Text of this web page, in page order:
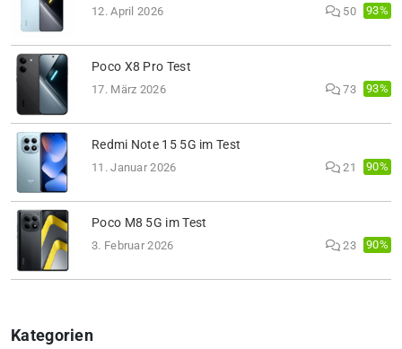
12. April 2026 50 93%
Poco X8 Pro Test
17. März 2026 73 93%
Redmi Note 15 5G im Test
11. Januar 2026 21 90%
Poco M8 5G im Test
3. Februar 2026 23 90%
Kategorien